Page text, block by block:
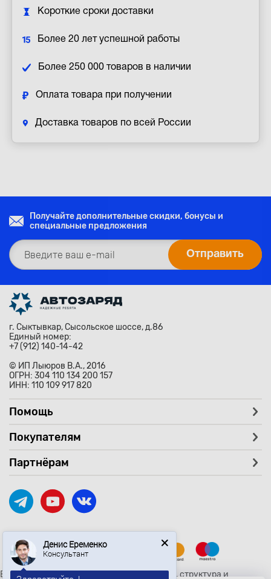
Короткие сроки доставки
Более 20 лет успешной работы
Более 250 000 товаров в наличии
Оплата товара при получении
Доставка товаров по всей России
Получайте дополнительные скидки, бонусы и
специальные предложения
г. Сыктывкар, Сысольское шоссе, д.86
Единый номер:
+7 (912) 140-14-42
© ИП Лыюров В.А., 2016
ОГРН: 304 110 134 200 157
ИНН: 110 109 917 820
Помощь
Покупателям
Партнёрам
Вся текстовая и графическая информация, структура и
Денис Еременко
Консультант